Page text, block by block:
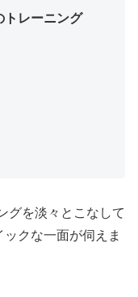
トレーニング
グを淡々とこなして
クな一面が伺えま